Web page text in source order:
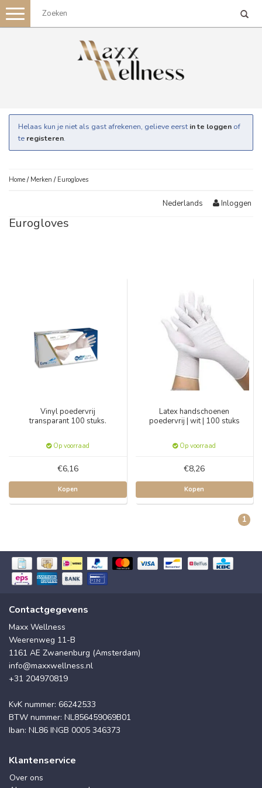
Toggle
navigation
Helaas kun je niet als gast afrekenen, gelieve eerst in te loggen of
te registeren.
Home / Merken / Eurogloves
Nederlands Inloggen
Eurogloves
Vinyl poedervrij
transparant 100 stuks.
Op voorraad
€6,16
Kopen
Latex handschoenen
poedervrij | wit | 100 stuks
Op voorraad
€8,26
Kopen
1
Contactgegevens
Maxx Wellness
Weerenweg 11-B
1161 AE Zwanenburg (Amsterdam)
info@maxxwellness.nl
+31 204970819
KvK nummer: 66242533
BTW nummer: NL856459069B01
Iban: NL86 INGB 0005 346373
Klantenservice
Over ons